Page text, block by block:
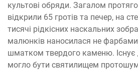
культові обряди. Загалом
відкрили 65 гротів та печер, на
тисячі рідкісних наскальних
малюнків наносилася не
шматком твердого каменю. Існує
могло бути святилищем